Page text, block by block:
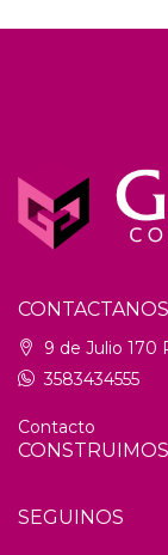
CONTACTANOS
9 de Julio 170
3583434555
Contacto
SEGUINOS